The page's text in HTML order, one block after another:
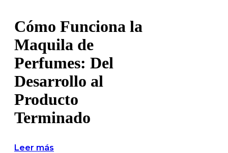
Cómo Funciona la
Maquila de
Perfumes: Del
Desarrollo al
Producto
Terminado
Leer más